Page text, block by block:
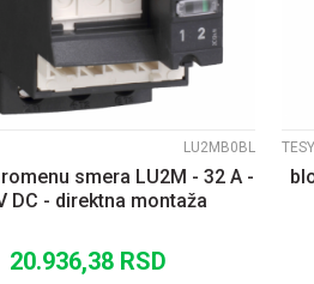
LU2MB0BL
smera LU2M - 32 A -
DC - direktna montaža
20.936,38 RSD